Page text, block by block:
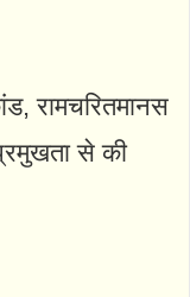
रामचरितमानस
से की